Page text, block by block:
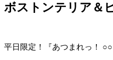
ボストンテリア＆
平日限定！『あつまれっ！ ○○